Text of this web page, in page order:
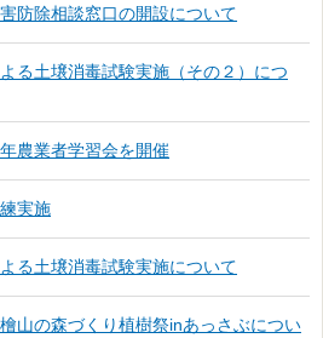
防除相談窓口の開設について
る土壌消毒試験実施（その２）につ
農業者学習会を開催
実施
る土壌消毒試験実施について
山の森づくり植樹祭inあっさぶについ